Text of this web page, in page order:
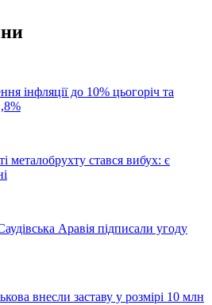
інфляції до 10% цьогоріч та
металобрухту стався вибух: є
Аравія підписали угоду
внесли заставу у розмірі 10 млн